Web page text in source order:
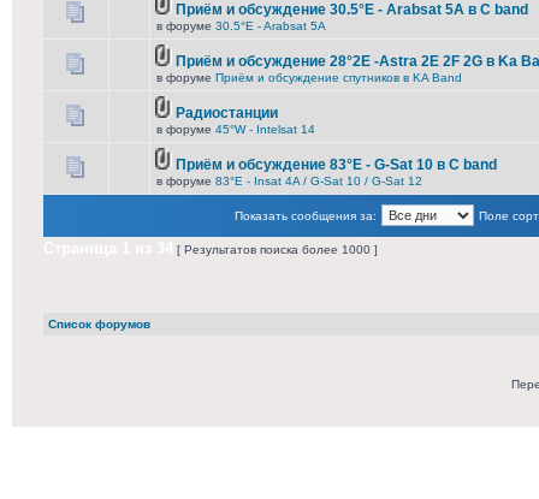
Приём и обсуждение 30.5°E - Arabsat 5A в C band
в форуме 30.5°E - Arabsat 5A
Приём и обсуждение 28°2E -Astra 2E 2F 2G в Ka
в форуме Приём и обсуждение спутников в KA Band
Радиостанции
в форуме 45°W - Intelsat 14
Приём и обсуждение 83°E - G-Sat 10 в C band
в форуме 83°E - Insat 4A / G-Sat 10 / G-Sat 12
Показать сообщения за: Поле
[ Результатов поиска более 1000 ]
Список форумов